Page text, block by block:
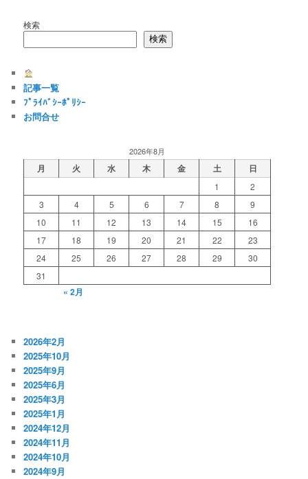
検索
検索
記事一覧
ﾌﾟﾗｲﾊﾞｼｰﾎﾟﾘｼｰ
お問合せ
2026年8月
月 火 水 木 金 土 日
1
2
3
4 5 6 7 8
9
10
11 12 13 14 15
16
17
18 19 20 21 22
23
24
25 26 27 28 29
30
31
« 2月
2026年2月
2025年10月
2025年9月
2025年6月
2025年3月
2025年1月
2024年12月
2024年11月
2024年10月
2024年9月